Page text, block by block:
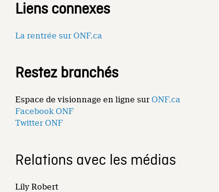
Liens connexes
La rentrée sur ONF.ca
Restez branchés
Espace de visionnage en ligne surONF.ca
Facebook ONF
Twitter ONF
Relations avec les médias
Lily Robert